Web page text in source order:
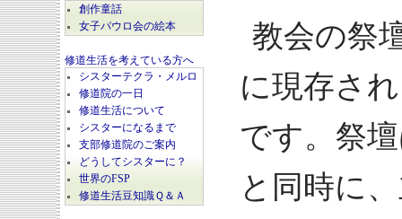
創作童話
女子パウロ会の絵本
修道生活を考えている方へ
シスターテクラ・メルロ
修道院の一日
修道生活について
シスターになるまで
支部修道院のご案内
どうしてシスターに？
世界のFSP
修道生活豆知識Ｑ＆Ａ
教会の祭
に現存さ
です。祭
と同時に